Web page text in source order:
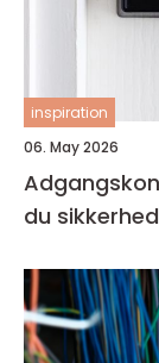
inspiration
06. May 2026
du